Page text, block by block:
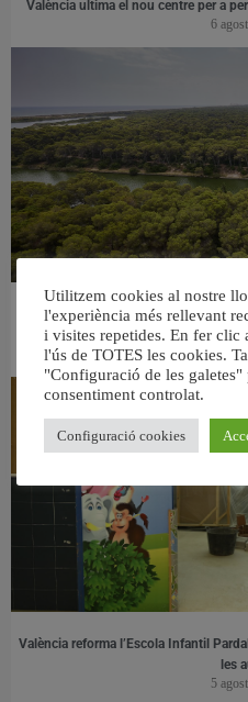
València ultima el nou centre per a
6
València retira prop de 15.000 litres
6
València reforma l’Escola Infantil
les
5
Utilitzem cookies al nostre
l'experiència més rellevant
i visites repetides. En fer clic
l'ús de TOTES les cookies.
"Configuració de les
consentiment controlat.
Configuració cookies